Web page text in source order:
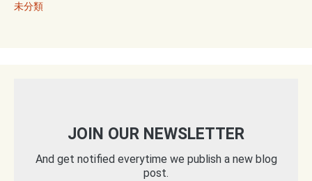
未分類
JOIN OUR NEWSLETTER
And get notified everytime we publish a new blog
post.